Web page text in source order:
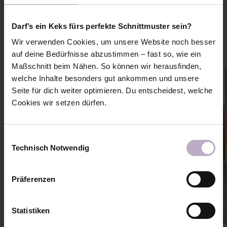
Darf’s ein Keks fürs perfekte Schnittmuster sein?
Wir verwenden Cookies, um unsere Website noch besser
auf deine Bedürfnisse abzustimmen – fast so, wie ein
Maßschnitt beim Nähen. So können wir herausfinden,
welche Inhalte besonders gut ankommen und unsere
Seite für dich weiter optimieren. Du entscheidest, welche
Cookies wir setzen dürfen.
Technisch Notwendig
Präferenzen
Statistiken
Mehr Ideen und Inspiration zu diesem Schnitt holen